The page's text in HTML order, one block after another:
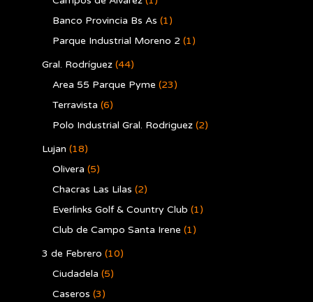
Banco Provincia Bs As (1)
Parque Industrial Moreno 2 (1)
Gral. Rodríguez (44)
Area 55 Parque Pyme (23)
Terravista (6)
Polo Industrial Gral. Rodriguez (2)
Lujan (18)
Olivera (5)
Chacras Las Lilas (2)
Everlinks Golf & Country Club (1)
Club de Campo Santa Irene (1)
3 de Febrero (10)
Ciudadela (5)
Caseros (3)